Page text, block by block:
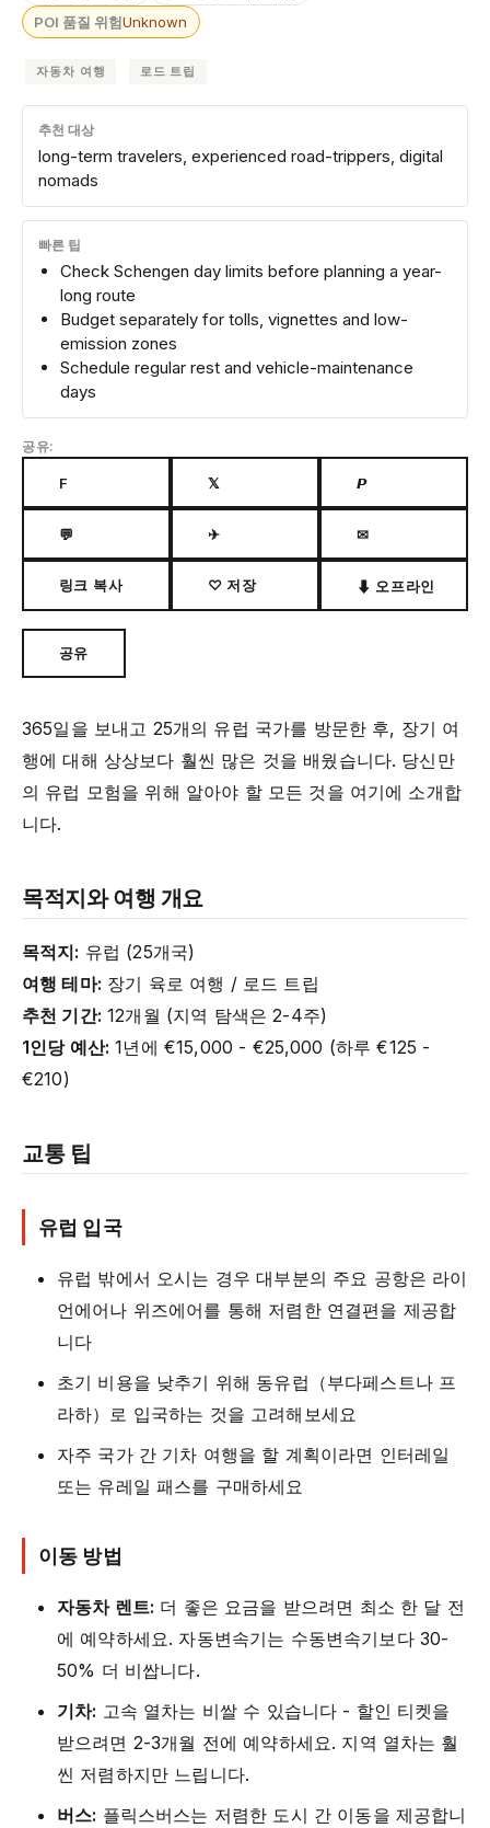
POI 품질 위험Unknown
자동차 여행 로드 트립
추천 대상
long-term travelers, experienced road-trippers, digital
nomads
빠른 팁
Check Schengen day limits before planning a year-
long route
Budget separately for tolls, vignettes and low-
emission zones
Schedule regular rest and vehicle-maintenance
days
공유:
F 𝕏 𝙋
💬 ✈ ✉
링크 복사 ♡ 저장 ⬇ 오프라인
공유
365일을 보내고 25개의 유럽 국가를 방문한 후, 장기 여
행에 대해 상상보다 훨씬 많은 것을 배웠습니다. 당신만
의 유럽 모험을 위해 알아야 할 모든 것을 여기에 소개합
니다.
목적지와 여행 개요
목적지: 유럽 (25개국)
여행 테마: 장기 육로 여행 / 로드 트립
추천 기간: 12개월 (지역 탐색은 2-4주)
1인당 예산: 1년에 €15,000 - €25,000 (하루 €125 -
€210)
교통 팁
유럽 입국
유럽 밖에서 오시는 경우 대부분의 주요 공항은 라이
언에어나 위즈에어를 통해 저렴한 연결편을 제공합
니다
초기 비용을 낮추기 위해 동유럽（부다페스트나 프
라하）로 입국하는 것을 고려해보세요
자주 국가 간 기차 여행을 할 계획이라면 인터레일
또는 유레일 패스를 구매하세요
이동 방법
자동차 렌트: 더 좋은 요금을 받으려면 최소 한 달 전
에 예약하세요. 자동변속기는 수동변속기보다 30-
50% 더 비쌉니다.
기차: 고속 열차는 비쌀 수 있습니다 - 할인 티켓을
받으려면 2-3개월 전에 예약하세요. 지역 열차는 훨
씬 저렴하지만 느립니다.
버스: 플릭스버스는 저렴한 도시 간 이동을 제공합니